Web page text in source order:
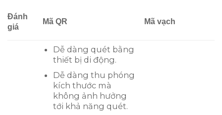
Đánh
giá
Mã QR Mã vạch
Dễ dàng quét bằng
thiết bị di động.
Dễ dàng thu phóng
kích thước mà
không ảnh hưởng
tới khả năng quét.